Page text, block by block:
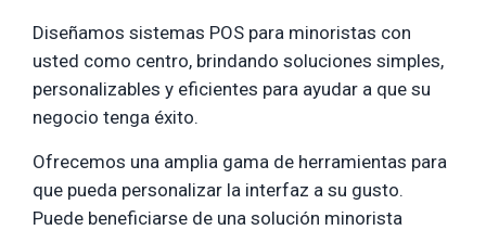
Diseñamos sistemas POS para minoristas con
usted como centro, brindando soluciones simples,
personalizables y eficientes para ayudar a que su
negocio tenga éxito.
Ofrecemos una amplia gama de herramientas para
que pueda personalizar la interfaz a su gusto.
Puede beneficiarse de una solución minorista